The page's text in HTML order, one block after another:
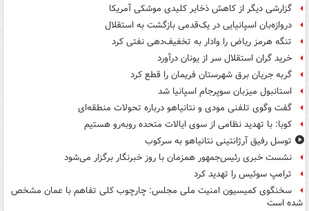
گزارشی دیگر از کاهش ذخایر کلیدی موشکی آمریکا
دروازه‌بان اسپانیایی در یک‌قدمی بازگشت به استقلال
تنگه هرمز ریاض را وادار به تخفیف‌دهی نفتی کرد
خرید گران استقلال سر از یونان درآورد
گربه جریان برق شهرستان فریمان را قطع کرد
استانبول میزبان سوپرجام اسپانیا شد
گفت وگوی تلفنی مودی و نتانیاهو درباره تحولات منطقه‌ای
کوبا: با تهدید نظامی از سوی ایالات متحده روبه‌رو هستیم
توسل رفیق آرژانتینی نتانیاهو به سرکوب
نشست خبری رئیس‌جمهور همزمان با روز خبرنگار برگزار می‌شود
ترامپ سوئیس را تهدید کرد
سخنگوی کمیسیون امنیت ملی مجلس: چارچوب کلی تفاهم با عمان مشخص
شده است